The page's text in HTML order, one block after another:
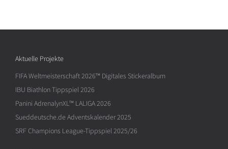
Aktuelle Projekte
FIFA Weltmeisterschaft 2026™ Digitales Stickeralbum
IBU Biathlon Tippspiel 2026
Panini AdrenalynXL™ LALIGA 2026
Sueddeutsche.de Adventskalender 2025
SRF Champions League-Tippspiel 2025/26